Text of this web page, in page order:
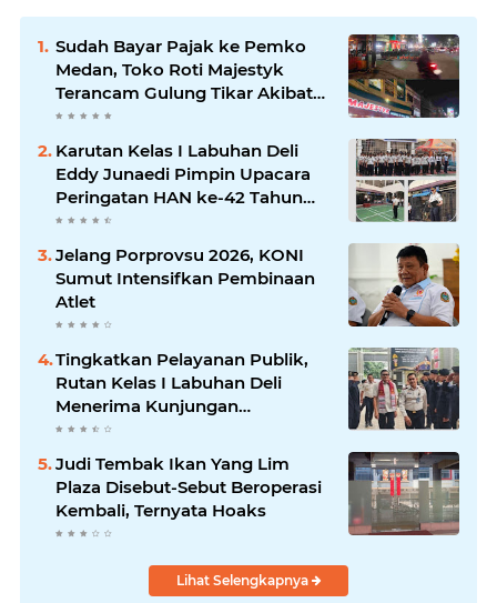
Sudah Bayar Pajak ke Pemko
Medan, Toko Roti Majestyk
Terancam Gulung Tikar Akibat
Akses Jalan Ditutup Pedagang
Angkringan
Karutan Kelas I Labuhan Deli
Eddy Junaedi Pimpin Upacara
Peringatan HAN ke-42 Tahun
2026
Jelang Porprovsu 2026, KONI
Sumut Intensifkan Pembinaan
Atlet
Tingkatkan Pelayanan Publik,
Rutan Kelas I Labuhan Deli
Menerima Kunjungan
Rombongan Staf Khusus
Menteri Imipas
Judi Tembak Ikan Yang Lim
Plaza Disebut-Sebut Beroperasi
Kembali, Ternyata Hoaks
Lihat Selengkapnya